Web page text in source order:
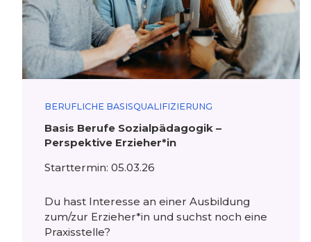
BERUFLICHE BASISQUALIFIZIERUNG
Basis Berufe Sozialpädagogik –
Perspektive Erzieher*in
Starttermin: 05.03.26
Du hast Interesse an einer Ausbildung
zum/zur Erzieher*in und suchst noch eine
Praxisstelle?